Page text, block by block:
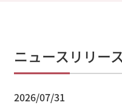
ニュースリリー
2026/07/31